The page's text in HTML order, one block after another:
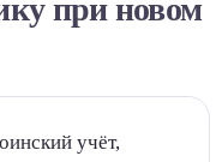
при новом
учёт,